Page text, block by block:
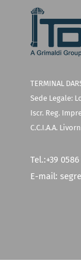
TERMINAL
Sede Legale:
Iscr. Reg.
C.C.I.A.A.
Tel.:+39 0586
E-mail: